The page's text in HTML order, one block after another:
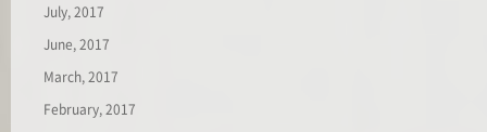
July, 2017
June, 2017
March, 2017
February, 2017